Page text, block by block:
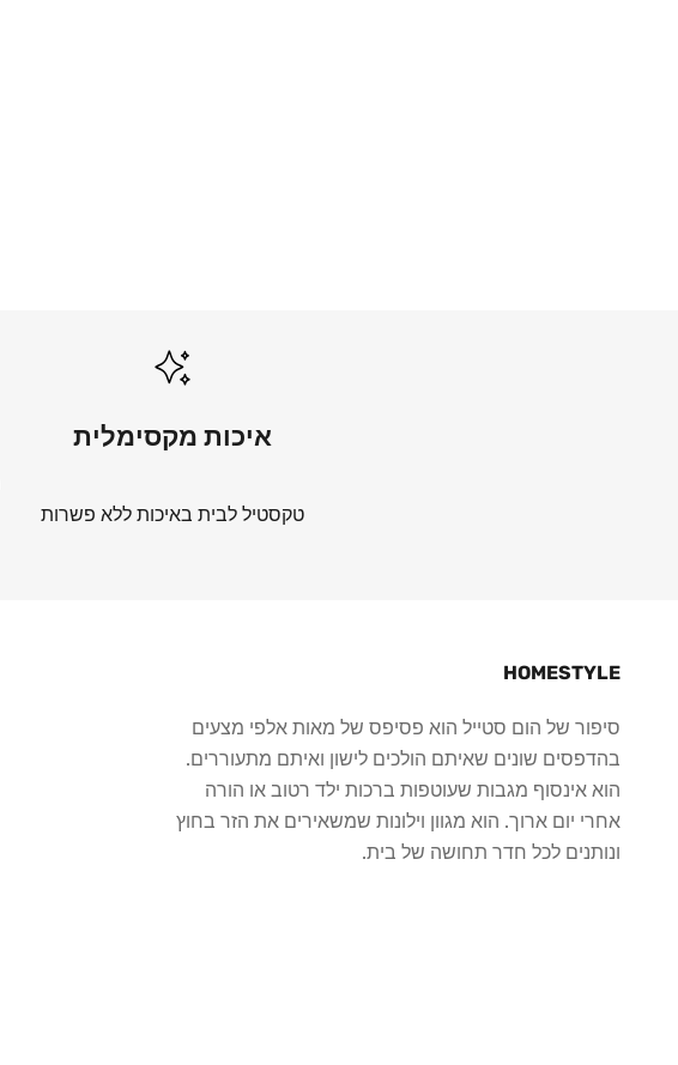
איכות מקסימלית
טקסטיל לבית באיכות ללא פשרות
HOMESTYLE
סיפור של הום סטייל הוא פסיפס של מאות אלפי מצעים
בהדפסים שונים שאיתם הולכים לישון ואיתם מתעוררים.
הוא אינסוף מגבות שעוטפות ברכות ילד רטוב או הורה
אחרי יום ארוך. הוא מגוון וילונות שמשאירים את הזר בחוץ
ונותנים לכל חדר תחושה של בית.